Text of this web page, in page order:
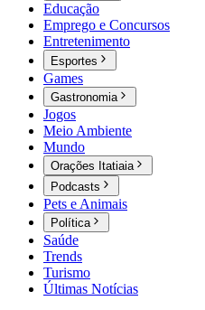
Educação
Emprego e Concursos
Entretenimento
Esportes
Games
Gastronomia
Jogos
Meio Ambiente
Mundo
Orações Itatiaia
Podcasts
Pets e Animais
Política
Saúde
Trends
Turismo
Últimas Notícias